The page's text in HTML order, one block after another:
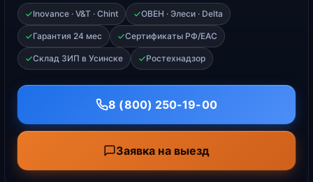
Inovance · V&T · Chint ОВЕН · Элеси · Delta
Гарантия 24 мес Сертификаты РФ/ЕАС
Склад ЗИП в Усинске Ростехнадзор
8 (800) 250-19-00
Заявка на выезд